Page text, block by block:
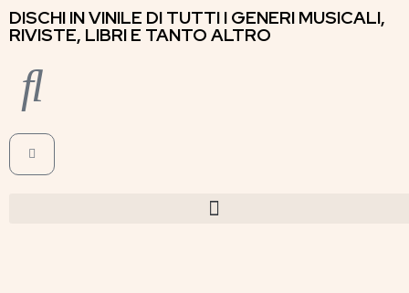
DISCHI IN VINILE DI TUTTI I GENERI MUSICALI,
RIVISTE, LIBRI E TANTO ALTRO